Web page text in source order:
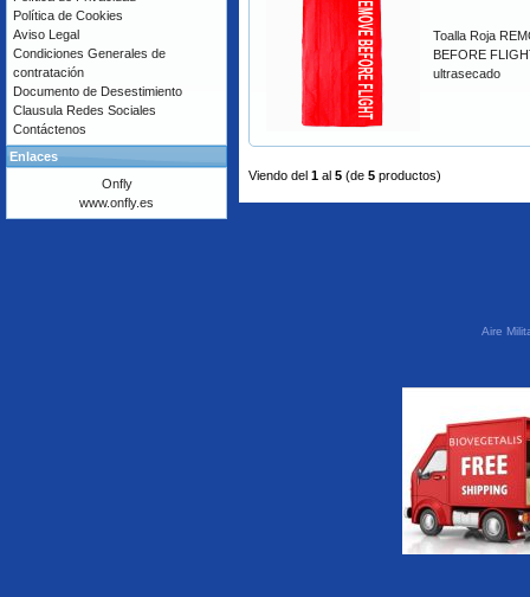
Toalla Roja
BEFORE
ultrasecado
Viendo del 1 al 5 (de 5 productos)
Política de Cookies
Aviso Legal
Condiciones Generales de
contratación
Documento de Desestimiento
Clausula Redes Sociales
Contáctenos
Enlaces
Onfly
www.onfly.es
Aire